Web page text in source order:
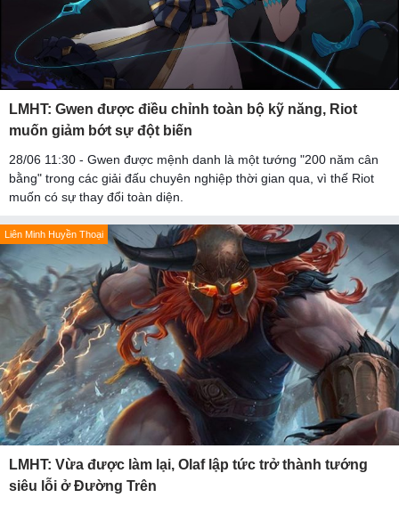
LMHT: Gwen được điều chỉnh toàn bộ kỹ năng, Riot
muốn giảm bớt sự đột biến
28/06 11:30 - Gwen được mệnh danh là một tướng "200 năm cân
bằng" trong các giải đấu chuyên nghiệp thời gian qua, vì thế Riot
muốn có sự thay đổi toàn diện.
Liên Minh Huyền Thoại
LMHT: Vừa được làm lại, Olaf lập tức trở thành tướng
siêu lỗi ở Đường Trên